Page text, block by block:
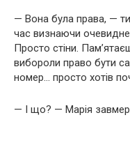
— Вона була права, —
час визнаючи
Просто стіни.
вибороли право бути
номер… просто хотів
— І що? — Марія